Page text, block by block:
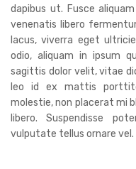
dapibus ut. Fusce
venenatis libero
lacus, viverra eget
odio, aliquam in ipsum
sagittis dolor velit, vitae
leo id ex mattis
molestie, non placerat mi
libero. Suspendisse
vulputate tellus ornare vel.